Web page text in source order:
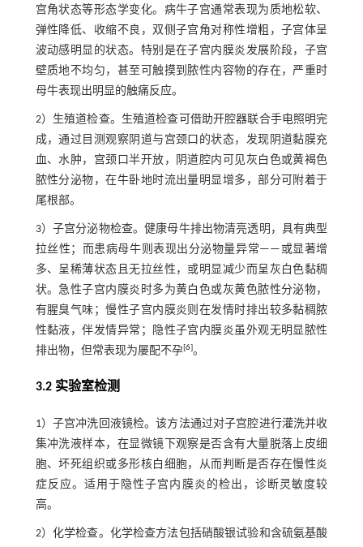
宫角状态等形态学变化。病牛子宫通常表现为质地松软、
弹性降低、收缩不良，双侧子宫角对称性增粗，子宫体呈
波动感明显的状态。特别是在子宫内膜炎发展阶段，子宫
壁质地不均匀，甚至可触摸到脓性内容物的存在，严重时
母牛表现出明显的触痛反应。
2）生殖道检查。生殖道检查可借助开腔器联合手电照明完
成，通过目测观察阴道与宫颈口的状态，发现阴道黏膜充
血、水肿，宫颈口半开放，阴道腔内可见灰白色或黄褐色
脓性分泌物，在牛卧地时流出量明显增多，部分可附着于
尾根部。
3）子宫分泌物检查。健康母牛排出物清亮透明，具有典型
拉丝性；而患病母牛则表现出分泌物量异常——或显著增
多、呈稀薄状态且无拉丝性，或明显减少而呈灰白色黏稠
状。急性子宫内膜炎时多为黄白色或灰黄色脓性分泌物，
有腥臭气味；慢性子宫内膜炎则在发情时排出较多黏稠脓
性黏液，伴发情异常；隐性子宫内膜炎虽外观无明显脓性
排出物，但常表现为屡配不孕[6]。
3.2 实验室检测
1）子宫冲洗回液镜检。该方法通过对子宫腔进行灌洗并收
集冲洗液样本，在显微镜下观察是否含有大量脱落上皮细
胞、坏死组织或多形核白细胞，从而判断是否存在慢性炎
症反应。适用于隐性子宫内膜炎的检出，诊断灵敏度较
高。
2）化学检查。化学检查方法包括硝酸银试验和含硫氨基酸